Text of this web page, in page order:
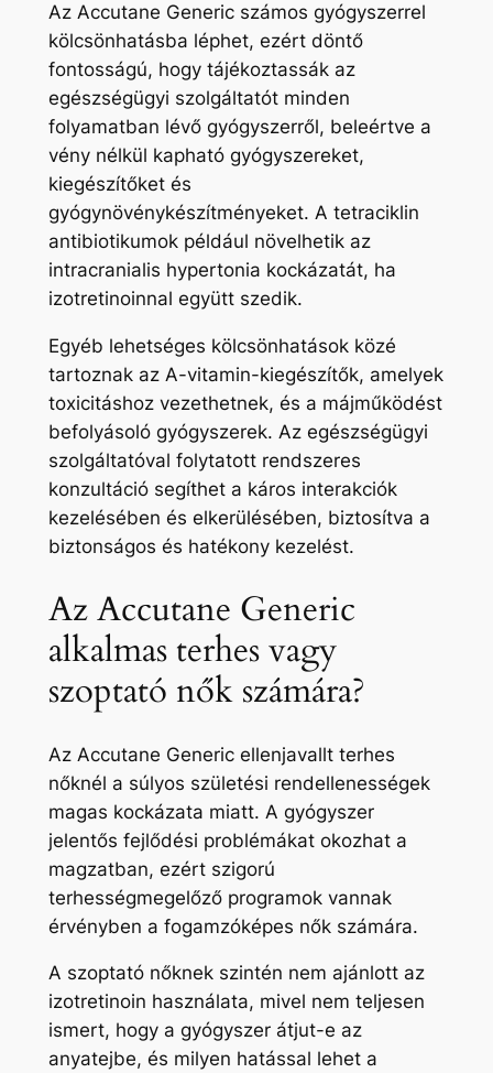
Az Accutane Generic számos gyógyszerrel
kölcsönhatásba léphet, ezért döntő
fontosságú, hogy tájékoztassák az
egészségügyi szolgáltatót minden
folyamatban lévő gyógyszerről, beleértve a
vény nélkül kapható gyógyszereket,
kiegészítőket és
gyógynövénykészítményeket. A tetraciklin
antibiotikumok például növelhetik az
intracranialis hypertonia kockázatát, ha
izotretinoinnal együtt szedik.
Egyéb lehetséges kölcsönhatások közé
tartoznak az A-vitamin-kiegészítők, amelyek
toxicitáshoz vezethetnek, és a májműködést
befolyásoló gyógyszerek. Az egészségügyi
szolgáltatóval folytatott rendszeres
konzultáció segíthet a káros interakciók
kezelésében és elkerülésében, biztosítva a
biztonságos és hatékony kezelést.
Az Accutane Generic
alkalmas terhes vagy
szoptató nők számára?
Az Accutane Generic ellenjavallt terhes
nőknél a súlyos születési rendellenességek
magas kockázata miatt. A gyógyszer
jelentős fejlődési problémákat okozhat a
magzatban, ezért szigorú
terhességmegelőző programok vannak
érvényben a fogamzóképes nők számára.
A szoptató nőknek szintén nem ajánlott az
izotretinoin használata, mivel nem teljesen
ismert, hogy a gyógyszer átjut-e az
anyatejbe, és milyen hatással lehet a